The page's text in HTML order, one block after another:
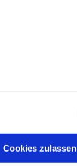
Cookies zulassen